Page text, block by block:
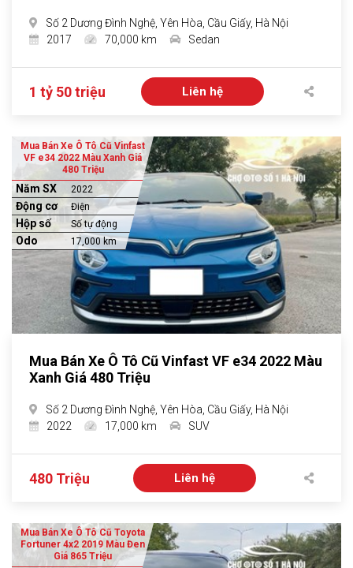
Số 2 Dương Đình Nghệ, Yên Hòa, Cầu Giấy, Hà Nội
2017
70,000 km Sedan
1 tỷ 50 triệu Liên hệ
Mua Bán Xe Ô Tô Cũ Vinfast
VF e34 2022 Màu Xanh Giá
480 Triệu
Năm SX 2022
Động cơ Điện
Hộp số Số tự động
Odo 17,000 km
Mua Bán Xe Ô Tô Cũ Vinfast VF e34 2022 Màu
Xanh Giá 480 Triệu
Số 2 Dương Đình Nghệ, Yên Hòa, Cầu Giấy, Hà Nội
2022
17,000 km SUV
480 Triệu Liên hệ
Mua Bán Xe Ô Tô Cũ Toyota
Fortuner 4x2 2019 Màu Đen
Giá 865 Triệu